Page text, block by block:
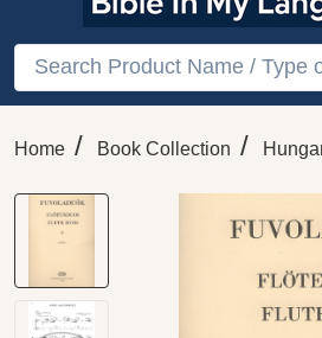
Search
Home / Book Collection /